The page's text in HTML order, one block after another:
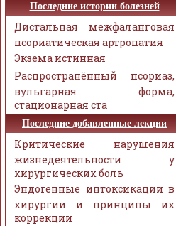
Последние истории болезней
Дистальная межфаланговая
псориатическая артропатия
Экзема истинная
Распространённый псориаз,
вульгарная форма,
стационарная ста
Последние добавленные лекции
Критические нарушения
жизнедеятельности у
хирургических боль
Эндогенные интоксикации в
хирургии и принципы их
коррекции